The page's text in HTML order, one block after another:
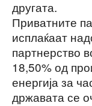
другата.
Приватните
исплаќаат
партнерство
18,50% од
енергија за
државата се